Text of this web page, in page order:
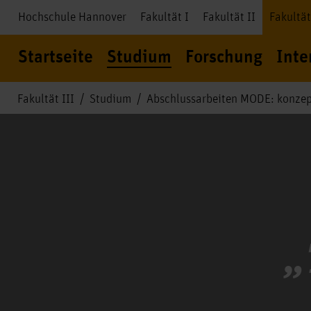
Hochschule Hannover Fakultät I Fakultät II
Startseite Studium Forschung
Fakultät III Studium Abschlussarbeiten MODE: